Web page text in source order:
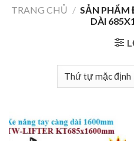
TRANG CHỦ / SẢN PHẨM
DÀI